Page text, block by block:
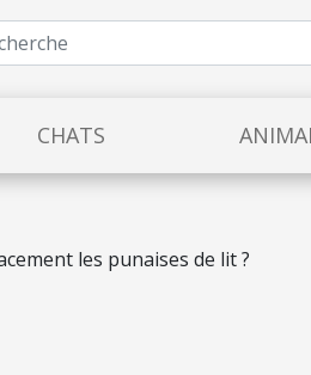
CHATS
les punaises de lit ?